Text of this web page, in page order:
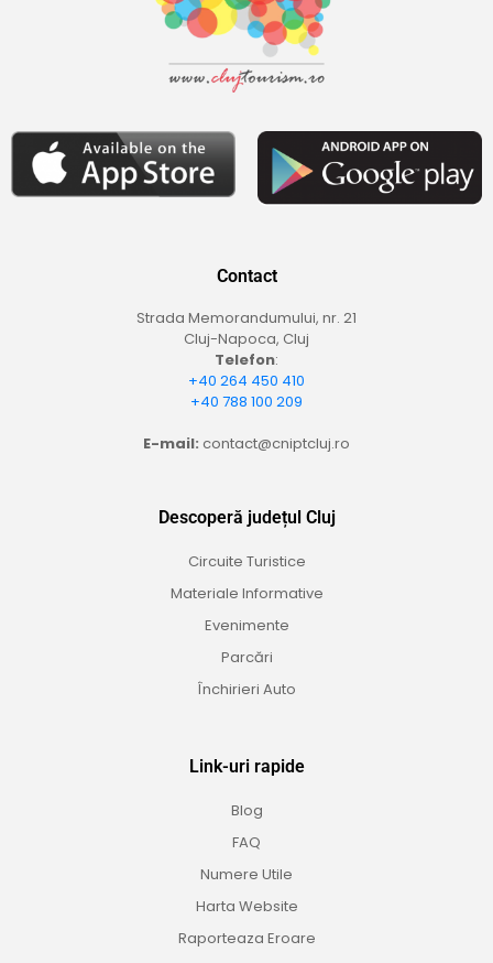
Contact
Strada Memorandumului, nr. 21
Cluj-Napoca, Cluj
Telefon:
+40 264 450 410
+40 788 100 209
E-mail: contact@cniptcluj.ro
Descoperă județul Cluj
Circuite Turistice
Materiale Informative
Evenimente
Parcări
Închirieri Auto
Link-uri rapide
Blog
FAQ
Numere Utile
Harta Website
Raporteaza Eroare